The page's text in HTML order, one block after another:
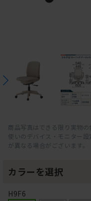
商品写真はできる限り実物
使いのデバイス・モニター
が異なる場合がございます。
カラーを選択
H9F6